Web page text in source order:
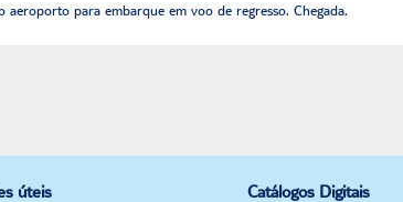
para embarque em voo de regresso. Chegada.
úteis Catálogos Digitais